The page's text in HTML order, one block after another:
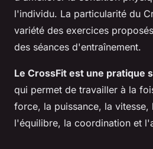
l'individu. La particularité du
variété des exercices
des séances d'entraînement.
Le CrossFit est une pratique
qui permet de travailler à la
force, la puissance, la vitesse,
l'équilibre, la coordination et